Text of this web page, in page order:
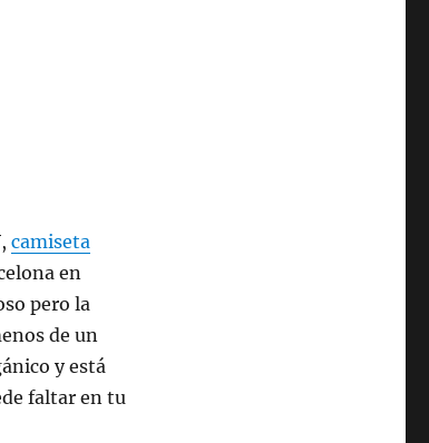
camiseta
en
pero la
de un
y está
faltar en tu